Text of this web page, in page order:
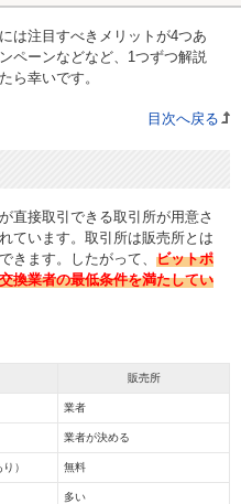
は注目すべきメリットが4つあ
ペーンなどなど、1つずつ解説
ら幸いです。
目次へ戻る
直接取引できる取引所が用意さ
ています。取引所は販売所とは
きます。したがって、 ビットポ
換業者の最低条件を満たしてい
販売所
業者
業者が決める
） 無料
多い